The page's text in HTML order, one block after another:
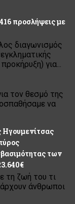
προσλήψεις με
διαγωνισμός
για...
τον θεσμό της
να
Ηγουμενίτσας
των
τη ζωή του τι
άνθρωποι